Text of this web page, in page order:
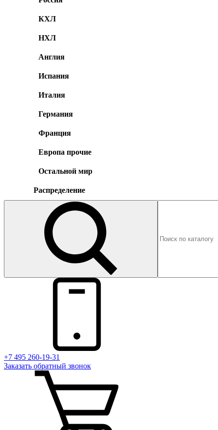
КХЛ
НХЛ
Англия
Испания
Италия
Германия
Франция
Европа прочие
Остальной мир
Распределение
+7 495 260-19-31
Заказать обратный звонок